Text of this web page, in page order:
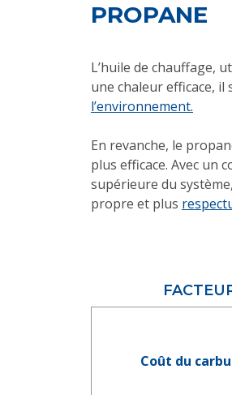
PROPANE
L’huile de chauffage,
une chaleur efficace, il
l’environnement.
En revanche, le
plus efficace. Avec un
supérieure du
propre et plus
Coût du